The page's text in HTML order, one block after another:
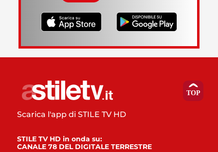
Scarica l'app di STILE TV HD
STILE TV HD in onda su:
CANALE 78 DEL DIGITALE TERRESTRE